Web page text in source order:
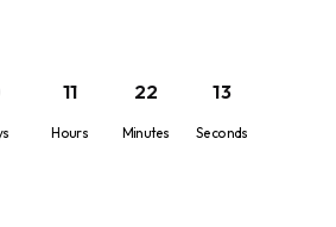
11
Hours
22
Minutes
12
Seconds